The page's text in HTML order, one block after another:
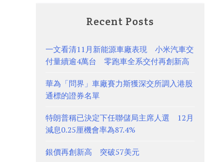
Recent Posts
一文看清11月新能源車廠表現 小米汽車交
付量續逾4萬台 零跑車全系交付再創新高
華為「問界」車廠賽力斯獲深交所調入港股
通標的證券名單
特朗普稱已決定下任聯儲局主席人選 12月
減息0.25厘機會率為87.4%
銀價再創新高 突破57美元